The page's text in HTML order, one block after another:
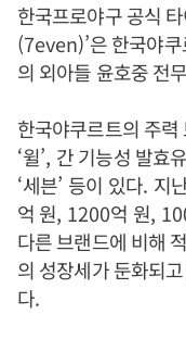
한국프로야구 공식
(7even)’은 한국야
의 외아들 윤호중 전
한국야쿠르트의 주력
‘윌’, 간 기능성 발효유
‘세븐’ 등이 있다. 지
억 원, 1200억 원,
다른 브랜드에 비해
의 성장세가 둔화되
다.